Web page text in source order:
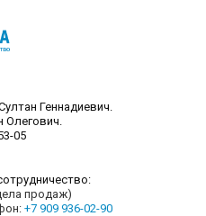
Геннадиевич.
Олегович.
05
продаж)
+7 909 936-02-90